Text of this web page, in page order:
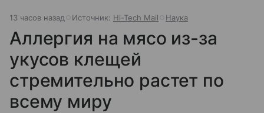
13 часов назад Источник: Hi-Tech Mail Наука
Аллергия на мясо из-за
укусов клещей
стремительно растет по
всему миру